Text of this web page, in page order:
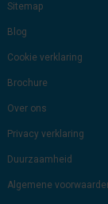
Sitemap
Blog
Cookie verklaring
Brochure
Over ons
Privacy verklaring
Duurzaamheid
Algemene